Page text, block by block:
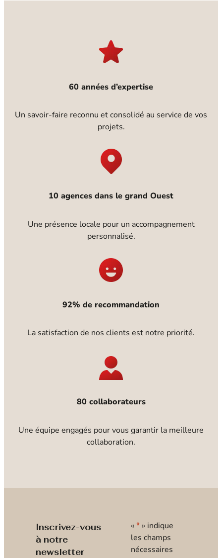
60 années d’expertise
Un savoir-faire reconnu et consolidé au service de vos
projets.
10 agences dans le grand Ouest
Une présence locale pour un accompagnement
personnalisé.
92% de recommandation
La satisfaction de nos clients est notre priorité.
80 collaborateurs
Une équipe engagés pour vous garantir la meilleure
collaboration.
Inscrivez-vous
à notre
newsletter
« * » indique
les champs
nécessaires